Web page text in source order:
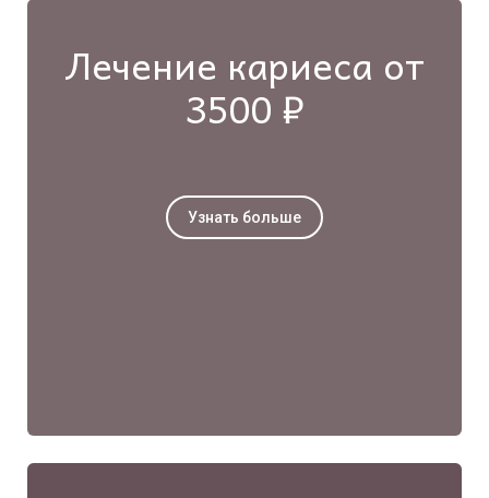
Лечение кариеса от
3500 ₽
Узнать больше